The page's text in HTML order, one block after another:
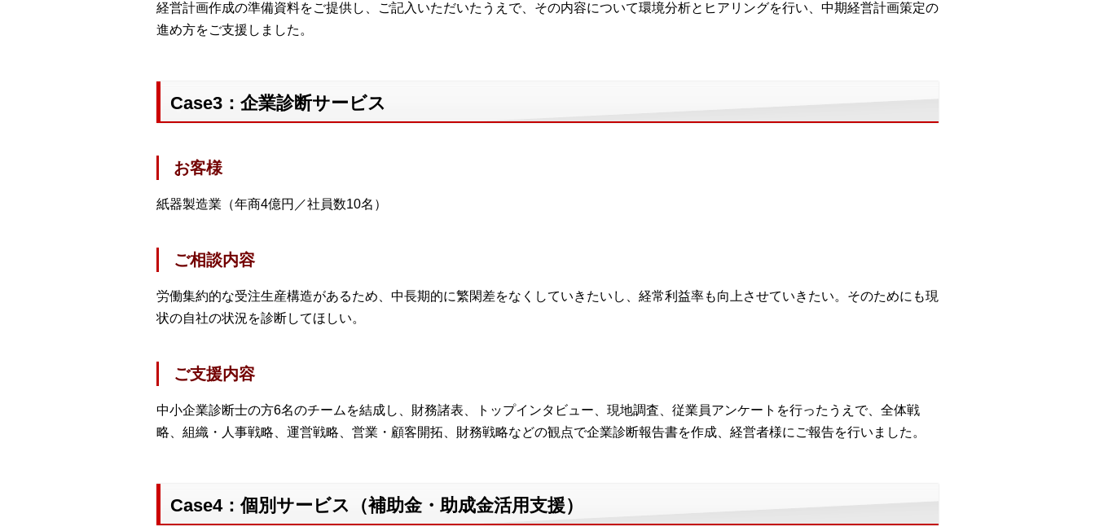
経営計画作成の準備資料をご提供し、ご記入いただいたうえで、その内容について環境分析とヒアリングを行い、中期経営計画策定の
進め方をご支援しました。
Case3：企業診断サービス
お客様
紙器製造業（年商4億円／社員数10名）
ご相談内容
労働集約的な受注生産構造があるため、中長期的に繁閑差をなくしていきたいし、経常利益率も向上させていきたい。そのためにも現
状の自社の状況を診断してほしい。
ご支援内容
中小企業診断士の方6名のチームを結成し、財務諸表、トップインタビュー、現地調査、従業員アンケートを行ったうえで、全体戦
略、組織・人事戦略、運営戦略、営業・顧客開拓、財務戦略などの観点で企業診断報告書を作成、経営者様にご報告を行いました。
Case4：個別サービス（補助金・助成金活用支援）